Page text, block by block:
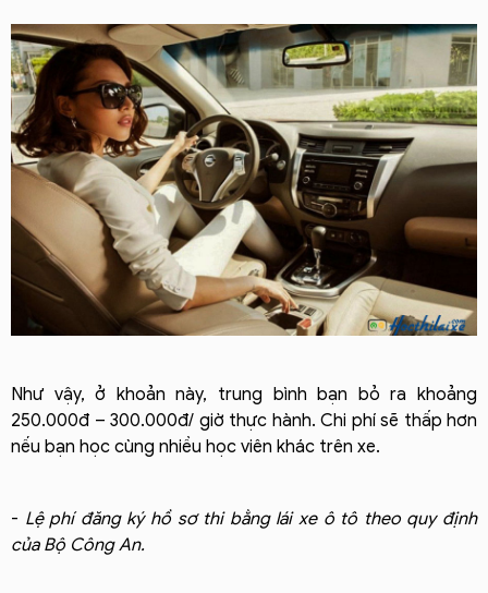
Như vậy, ở khoản này, trung bình bạn bỏ ra khoảng
250.000đ – 300.000đ/ giờ thực hành. Chi phí sẽ thấp hơn
nếu bạn học cùng nhiều học viên khác trên xe.
- Lệ phí đăng ký hồ sơ thi bằng lái xe ô tô theo quy định
của Bộ Công An.